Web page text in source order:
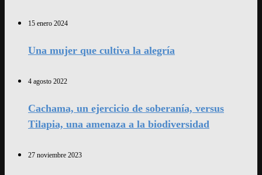
15 enero 2024
Una mujer que cultiva la alegría
4 agosto 2022
Cachama, un ejercicio de soberanía, versus
Tilapia, una amenaza a la biodiversidad
27 noviembre 2023